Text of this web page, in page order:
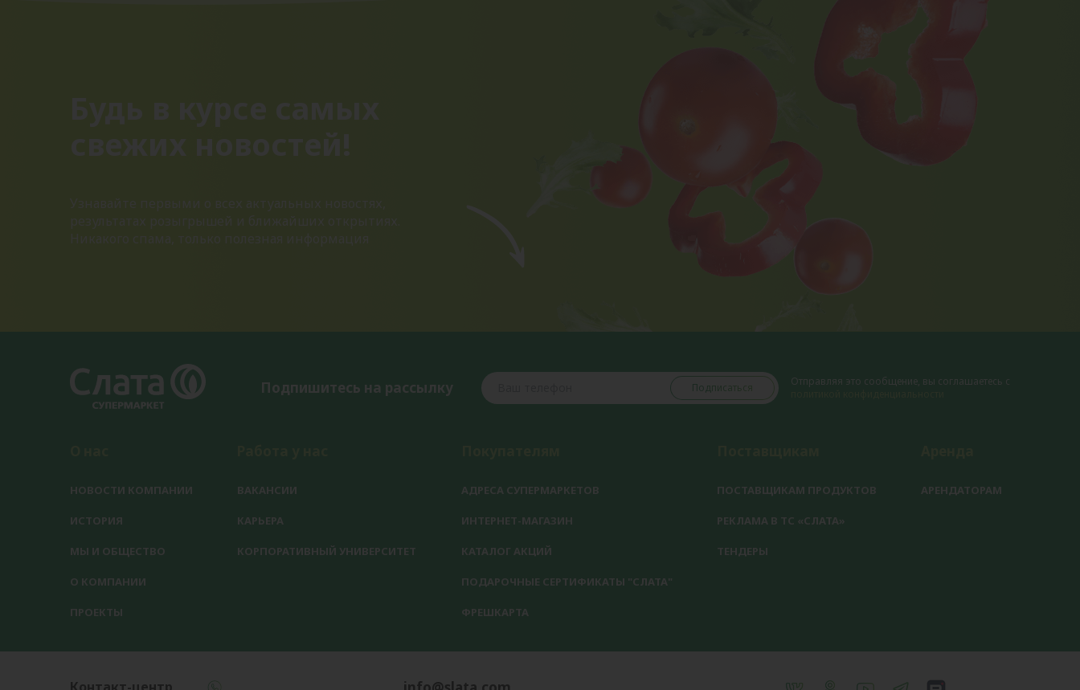
Подпишитесь на рассылку Подписаться
Отправляя это сообщение, вы соглашаетесь с
НОВОСТИ КОМПАНИИ
ИСТОРИЯ
МЫ И ОБЩЕСТВО
О КОМПАНИИ
ПРОЕКТЫ
ВАКАНСИИ
КАРЬЕРА
КОРПОРАТИВНЫЙ УНИВЕРСИТЕТ
АДРЕСА СУПЕРМАРКЕТОВ
ИНТЕРНЕТ-МАГАЗИН
КАТАЛОГ АКЦИЙ
ПОДАРОЧНЫЕ СЕРТИФИКАТЫ "СЛАТА"
ФРЕШКАРТА
ПОСТАВЩИКАМ ПРОДУКТОВ
РЕКЛАМА В ТС «СЛАТА»
ТЕНДЕРЫ
АРЕНДАТОРАМ